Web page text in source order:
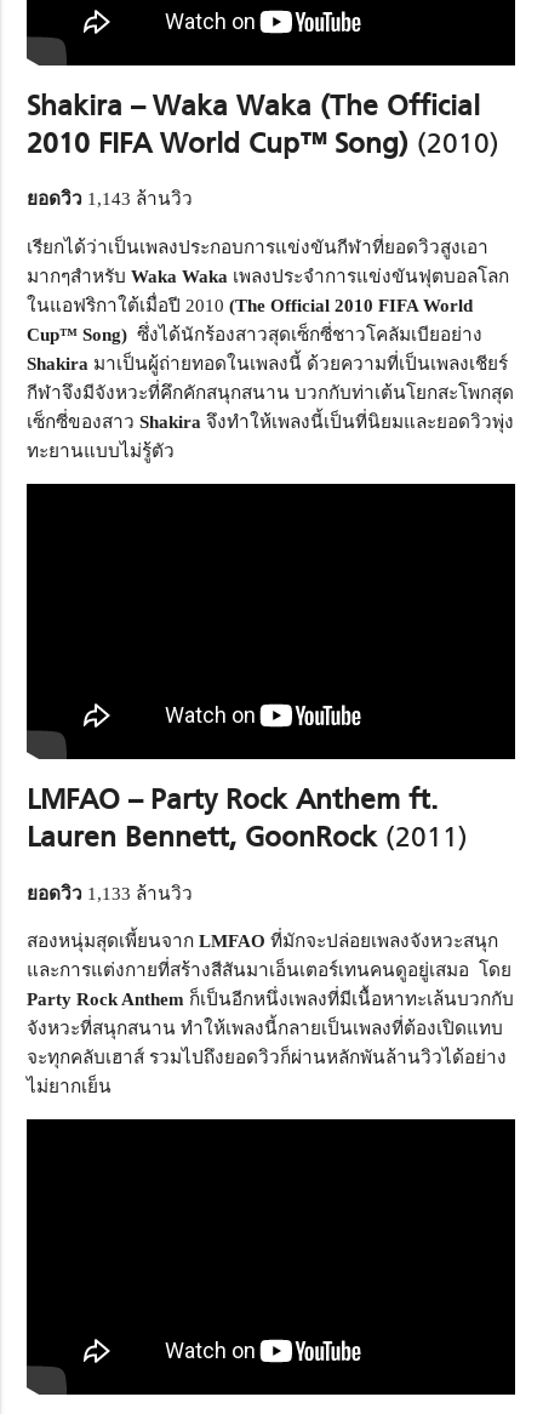
Shakira – Waka Waka (The Official
2010 FIFA World Cup™ Song) (2010)
ยอดวิว 1,143 ล้านวิว
เรียกได้ว่าเป็นเพลงประกอบการแข่งขันกีฬาที่ยอดวิวสูงเอา
มากๆสำหรับWaka Waka เพลงประจำการแข่งขันฟุตบอลโลก
ในแอฟริกาใต้เมื่อปี 2010(The Official2010 FIFA World
Cup™ Song) ซึ่งได้นักร้องสาวสุดเซ็กซี่ชาวโคลัมเบียอย่าง
Shakira มาเป็นผู้ถ่ายทอดในเพลงนี้ ด้วยความที่เป็นเพลงเชียร์
กีฬาจึงมีจังหวะที่คึกคักสนุกสนาน บวกกับท่าเต้นโยกสะโพกสุด
เซ็กซี่ของสาวShakira จึงทำให้เพลงนี้เป็นที่นิยมและยอดวิวพุ่ง
ทะยานแบบไม่รู้ตัว
LMFAO – Party Rock Anthem ft.
Lauren Bennett, GoonRock(2011)
ยอดวิว 1,133 ล้านวิว
สองหนุ่มสุดเพี้ยนจากLMFAO ที่มักจะปล่อยเพลงจังหวะสนุก
และการแต่งกายที่สร้างสีสันมาเอ็นเตอร์เทนคนดูอยู่เสมอ โดย
Party Rock Anthem ก็เป็นอีกหนึ่งเพลงที่มีเนื้อหาทะเล้นบวกกับ
จังหวะที่สนุกสนาน ทำให้เพลงนี้กลายเป็นเพลงที่ต้องเปิดแทบ
จะทุกคลับเฮาส์ รวมไปถึงยอดวิวก็ผ่านหลักพันล้านวิวได้อย่าง
ไม่ยากเย็น